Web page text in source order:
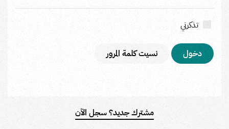
تذكرني
نسيت كلمة المرور
مشترك جديد؟ سجل الآن